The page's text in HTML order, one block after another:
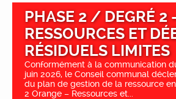
PHASE 2 / DEGRÉ 2
RESSOURCES ET
RÉSIDUELS LIMITES
Conformément à la communication
juin 2026, le Conseil communal
du plan de gestion de la ressource
2 Orange – Ressources et...